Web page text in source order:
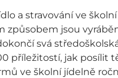
a stravování ve
způsobem jsou
svá
příležitostí, jak posílit
ve školní jídelně